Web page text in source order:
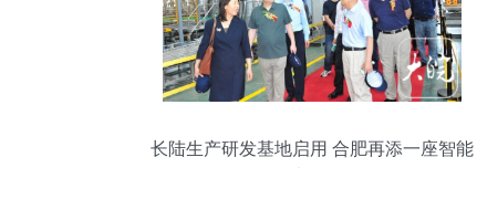
长陆生产研发基地启用 合肥再添一座智能